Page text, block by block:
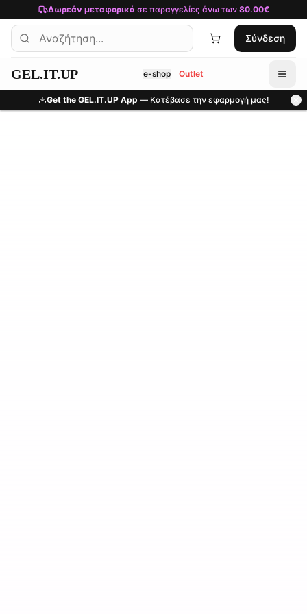
Μετάβαση στο κύριο περιεχόμενο
Δωρεάν μεταφορικάσε παραγγελίες άνω των 80.00€
Σύνδεση
GEL.IT.UP e-shop Outlet
Get the GEL.IT.UP App — Κατέβασε την εφαρμογή μας!